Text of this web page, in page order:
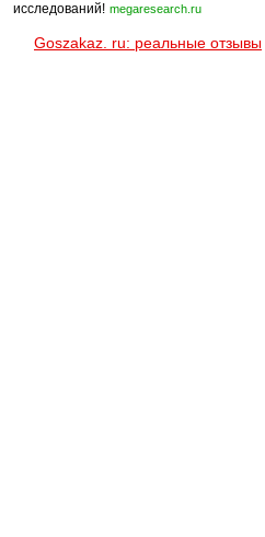
исследований! megaresearch.ru
Goszakaz. ru: реальные отзывы